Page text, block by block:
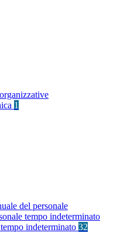
1
del personale
tempo indeterminato
indeterminato 32